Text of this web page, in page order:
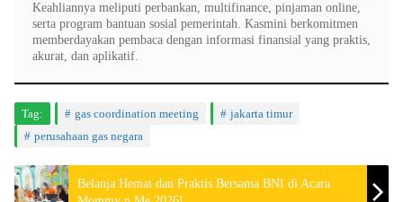
Keahliannya meliputi perbankan, multifinance, pinjaman online,
serta program bantuan sosial pemerintah. Kasmini berkomitmen
memberdayakan pembaca dengan informasi finansial yang praktis,
akurat, dan aplikatif.
Tag: gas coordination meeting
jakarta timur
perusahaan gas negara
Belanja Hemat dan Praktis Bersama BNI di Acara